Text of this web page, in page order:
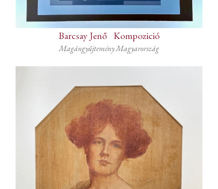
Barcsay Jenő Kompozició
Magángyűjtemény Magyarország